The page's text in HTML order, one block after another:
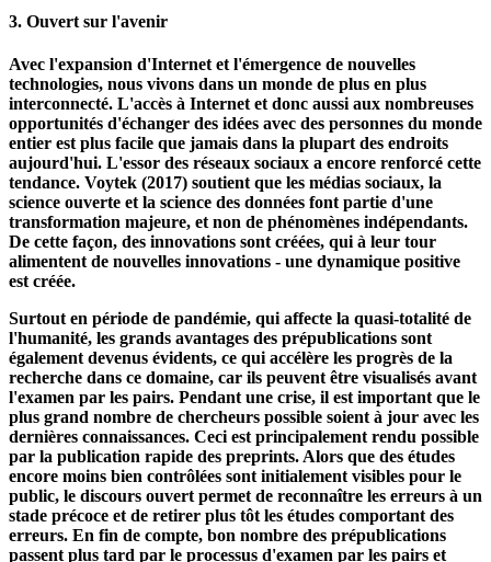
fournit également des liens vers des réseaux de science citoyenne
3. Ouvert sur l'avenir
Avec l'expansion d'Internet et l'émergence de nouvelles
technologies, nous vivons dans un monde de plus en plus
interconnecté. L'accès à Internet et donc aussi aux nombreuses
opportunités d'échanger des idées avec des personnes du monde
entier est plus facile que jamais dans la plupart des endroits
aujourd'hui. L'essor des réseaux sociaux a encore renforcé cette
tendance. Voytek (2017) soutient que les médias sociaux, la
science ouverte et la science des données font partie d'une
transformation majeure, et non de phénomènes indépendants.
De cette façon, des innovations sont créées, qui à leur tour
alimentent de nouvelles innovations - une dynamique positive
est créée.
Surtout en période de pandémie, qui affecte la quasi-totalité de
l'humanité, les grands avantages des prépublications sont
également devenus évidents, ce qui accélère les progrès de la
recherche dans ce domaine, car ils peuvent être visualisés avant
l'examen par les pairs. Pendant une crise, il est important que le
plus grand nombre de chercheurs possible soient à jour avec les
dernières connaissances. Ceci est principalement rendu possible
par la publication rapide des preprints. Alors que des études
encore moins bien contrôlées sont initialement visibles pour le